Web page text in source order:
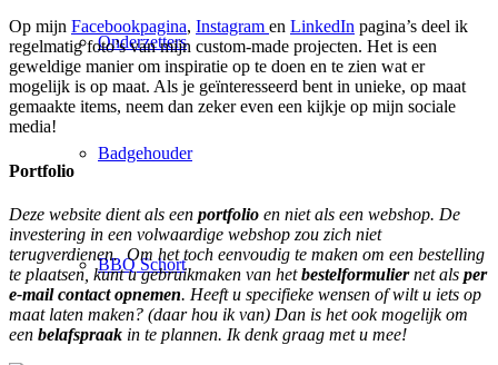
Onderzetters
Badgehouder
BBQ Schort
Op mijn Facebookpagina, Instagram en LinkedIn pagina’s deel ik
regelmatig foto’s van mijn custom-made projecten. Het is een
geweldige manier om inspiratie op te doen en te zien wat er
mogelijk is op maat. Als je geïnteresseerd bent in unieke, op maat
gemaakte items, neem dan zeker even een kijkje op mijn sociale
media!
Portfolio
Deze website dient als een portfolio en niet als een webshop. De
investering in een volwaardige webshop zou zich niet
terugverdienen. Om het toch eenvoudig te maken om een bestelling
te plaatsen, kunt u gebruikmaken van hetbestelformuliernet als per
e-mail contact opnemen. Heeft u specifieke wensen of wilt u iets op
maat laten maken? (daar hou ik van) Dan is het ook mogelijk om
een belafspraak in te plannen. Ik denk graag met u mee!